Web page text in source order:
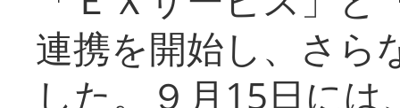
連携を開始し、さら
した。９月15日に